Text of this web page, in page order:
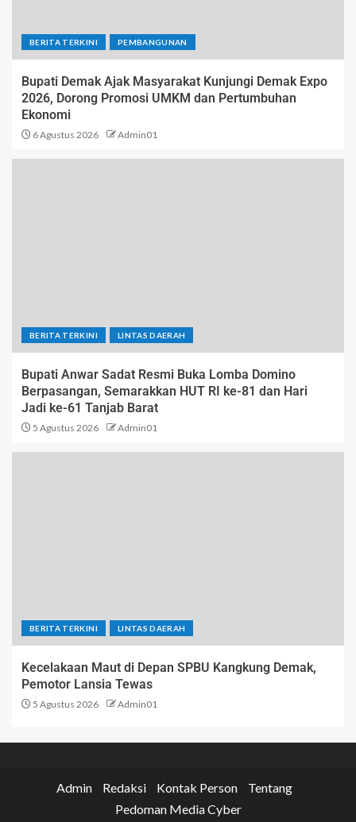
BERITA TERKINI PEMBANGUNAN
Bupati Demak Ajak Masyarakat Kunjungi Demak Expo
2026, Dorong Promosi UMKM dan Pertumbuhan
Ekonomi
6 Agustus 2026 Admin01
BERITA TERKINI LINTAS DAERAH
Bupati Anwar Sadat Resmi Buka Lomba Domino
Berpasangan, Semarakkan HUT RI ke-81 dan Hari
Jadi ke-61 Tanjab Barat
5 Agustus 2026 Admin01
BERITA TERKINI LINTAS DAERAH
Kecelakaan Maut di Depan SPBU Kangkung Demak,
Pemotor Lansia Tewas
5 Agustus 2026 Admin01
Admin Redaksi Kontak Person
Tentang
Pedoman Media Cyber